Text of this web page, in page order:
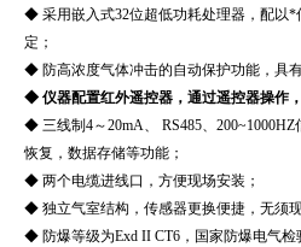
◆ 采用嵌入式32位超低功耗处理器，配以*
定；
◆ 防高浓度气体冲击的自动保护功能，具
◆ 仪器配置红外遥控器，通过遥控器操作
◆ 三线制4～20mA、 RS485、
恢复，数据存储等功能；
◆ 两个电缆进线口，方便现场安装；
◆ 独立气室结构，传感器更换便捷，无须
◆ 防爆等级为Exd II CT6，国家防爆电气检